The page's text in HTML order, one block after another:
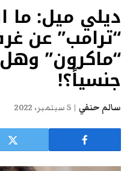
ديلي ميل: ما
“ترامب” عن
“ماكرون”
جنسياً؟!
سالم حنفي 5 سبتمبر، 2022